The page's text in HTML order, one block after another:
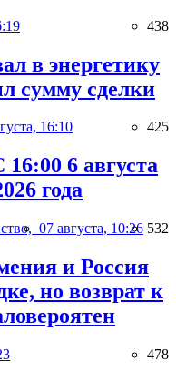
438
в энергетику
сумму сделки
16:10 425
6 августа
года
07 августа, 10:26 532
и Россия
но возврат к
478